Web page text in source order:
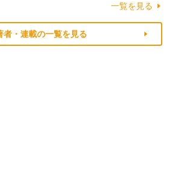
一覧を見る
者・連載の一覧を見る